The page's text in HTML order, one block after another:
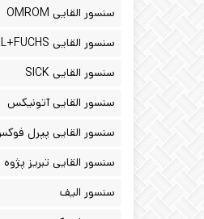
سنسور القایی OMROM
سنسور القایی PEPPERL+FUCHS
سنسور القایی SICK
سنسور القایی آتونیکس
سنسور القایی پپرل
سنسور القایی تبریز پژوه
سنسور الیف